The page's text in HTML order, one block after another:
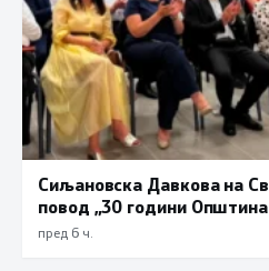
Сиљановска Давкова на
повод „30 години
пред 6 ч.